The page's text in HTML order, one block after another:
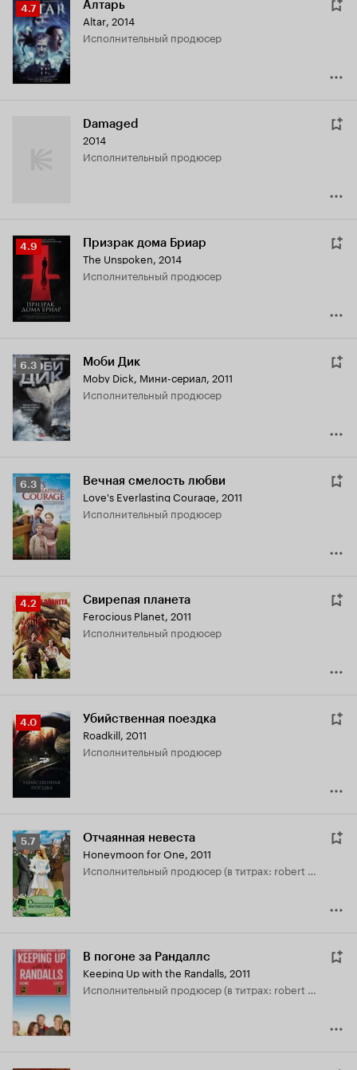
Рейтинг
Кинопоиска
4.7
4.7 Алтарь
Altar, 2014
исполнительный продюсер
Damaged
2014
исполнительный продюсер
Рейтинг
Кинопоиска
4.9
4.9 Призрак дома Бриар
The Unspoken, 2014
исполнительный продюсер
Рейтинг
Кинопоиска
6.3
6.3 Моби Дик
Moby Dick, Мини-сериал, 2011
исполнительный продюсер
Рейтинг
Кинопоиска
6.3
6.3 Вечная смелость любви
Love's Everlasting Courage, 2011
исполнительный продюсер
Рейтинг
Кинопоиска
4.2
4.2 Свирепая планета
Ferocious Planet, 2011
исполнительный продюсер
Рейтинг
Кинопоиска
4.0
4.0 Убийственная поездка
Roadkill, 2011
исполнительный продюсер
Рейтинг
Кинопоиска
5.7
5.7 Отчаянная невеста
Honeymoon for One, 2011
исполнительный продюсер (в титрах: robert halmi jr.)
В погоне за Рандаллс
Keeping Up with the Randalls, 2011
исполнительный продюсер (в титрах: robert halmi jr.)